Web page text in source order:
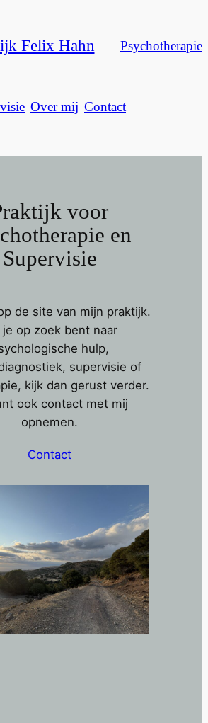
Felix Hahn Psychotherapie
Over mij Contact
voor
en
Supervisie
de site van mijn praktijk.
je op zoek bent naar
hulp,
supervisie of
kijk dan gerust verder.
ook contact met mij
opnemen.
Contact